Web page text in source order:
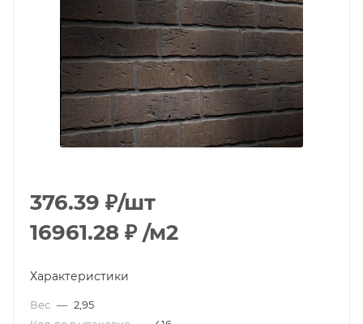
376.39 ₽/шт
16961.28 ₽ /м2
Характеристики
Вес — 2,95